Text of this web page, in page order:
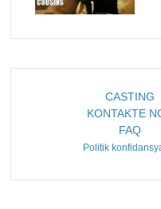
CASTING
KONTAKTE
FAQ
Politik